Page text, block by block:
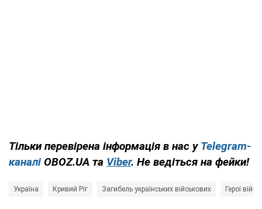
Тільки перевірена інформація в нас у Telegram-
каналі OBOZ.UA та Viber. Не ведіться на фейки!
Україна Кривий Ріг Загибель українських військових Герої